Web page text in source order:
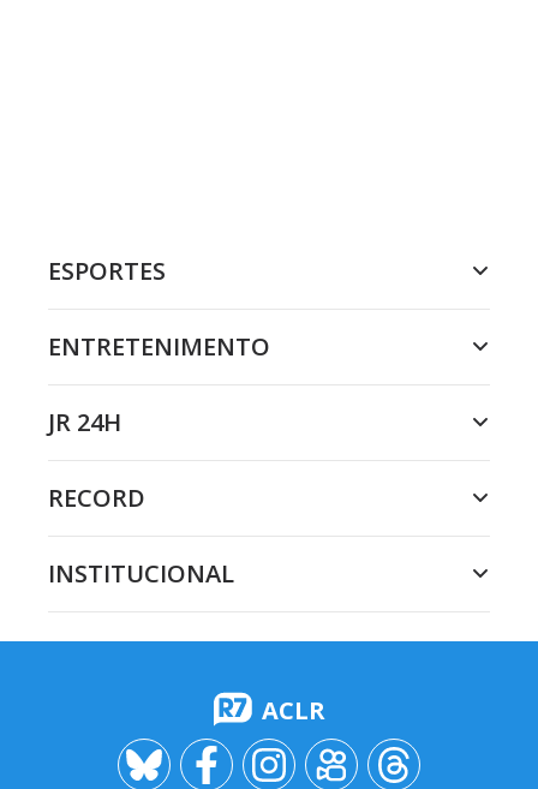
ESPORTES
ENTRETENIMENTO
JR 24H
RECORD
INSTITUCIONAL
ACLR